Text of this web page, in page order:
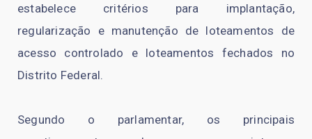
estabelece critérios para implantação,
regularização e manutenção de loteamentos de
acesso controlado e loteamentos fechados no
Distrito Federal.
Segundo o parlamentar, os principais